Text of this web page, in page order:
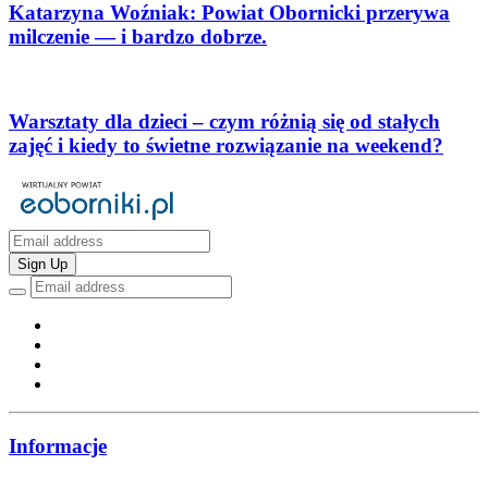
Katarzyna Woźniak: Powiat Obornicki przerywa
milczenie — i bardzo dobrze.
Warsztaty dla dzieci – czym różnią się od stałych
zajęć i kiedy to świetne rozwiązanie na weekend?
Sign Up
Informacje